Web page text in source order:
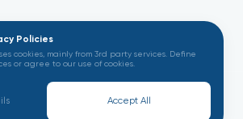
All Rights Reserved. Empowering Learning
Policies
cookies, mainly from 3rd party services. Define
or agree to our use of cookies.
Accept All